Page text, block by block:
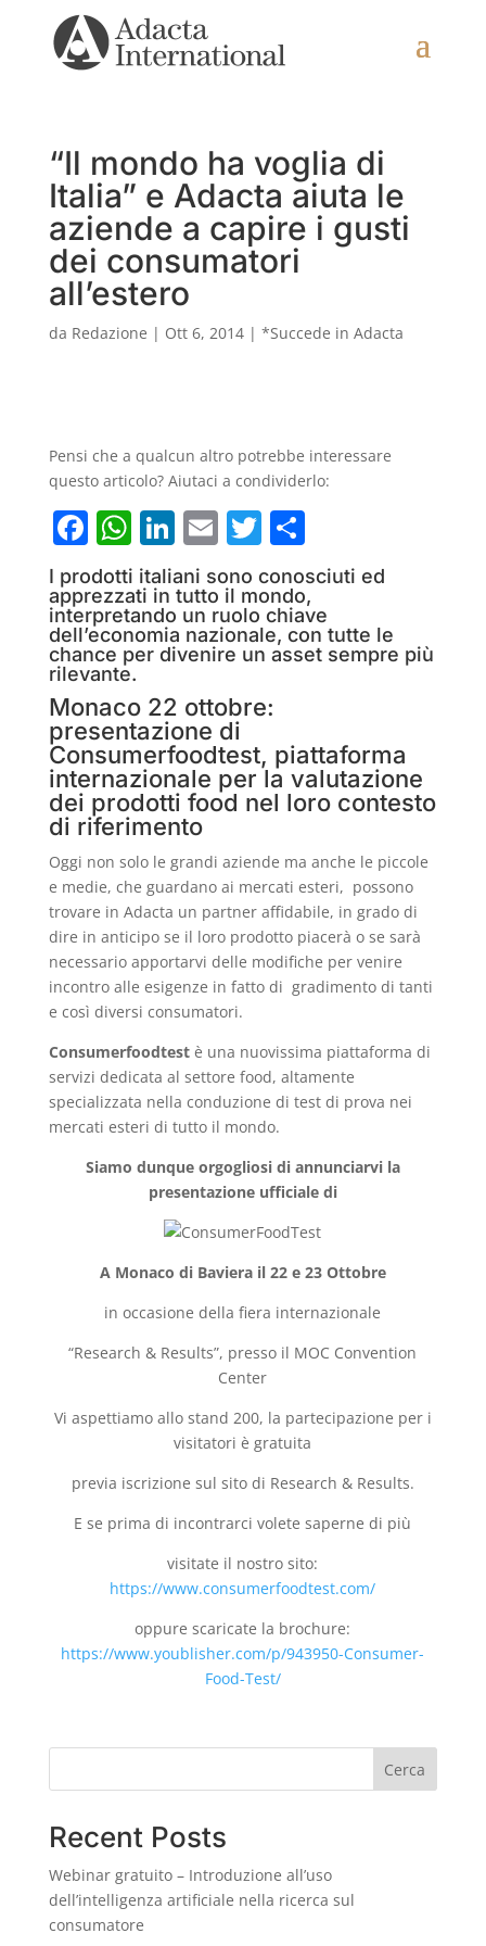
“Il mondo ha voglia di
Italia” e Adacta aiuta le
aziende a capire i gusti
dei consumatori
all’estero
da Redazione | Ott 6, 2014| *Succede in Adacta
Pensi che a qualcun altro potrebbe interessare
questo articolo? Aiutaci a condividerlo:
F
a
c
e
b
o
o
k
W
h
at
s
A
p
p
Li
n
k
e
dI
n
E
m
ai
l
T
w
itt
er
C
o
n
di
vi
I prodotti italiani sono conosciuti ed
apprezzati in tutto il mondo,
interpretando un ruolo chiave
dell’economia nazionale, con tutte le
chance per divenire un asset sempre più
rilevante.
Monaco 22 ottobre:
presentazione di
Consumerfoodtest, piattaforma
internazionale per la valutazione
dei prodotti food nel loro contesto
di riferimento
Oggi non solo le grandi aziende ma anche le piccole
e medie, che guardano ai mercati esteri, possono
trovare in Adacta un partner affidabile, in grado di
dire in anticipo se il loro prodotto piacerà o se sarà
necessario apportarvi delle modifiche per venire
incontro alle esigenze in fatto di gradimento di tanti
e così diversi consumatori.
Consumerfoodtestè una nuovissima piattaforma di
servizi dedicata al settore food, altamente
specializzata nella conduzione di test di prova nei
mercati esteri di tutto il mondo.
Siamo dunque orgogliosi di annunciarvi la
presentazione ufficiale di
A Monaco di Baviera il 22 e 23 Ottobre
in occasione della fiera internazionale
“Research & Results”, presso il MOC Convention
Center
Vi aspettiamo allo stand 200, la partecipazione per i
visitatori è gratuita
previa iscrizione sul sito di Research & Results.
E se prima di incontrarci volete saperne di più
visitate il nostro sito:
https://www.consumerfoodtest.com/
oppure scaricate la brochure:
https://www.youblisher.com/p/943950-Consumer-
Food-Test/
Cerca
Recent Posts
Webinar gratuito – Introduzione all’uso
dell’intelligenza artificiale nella ricerca sul
consumatore